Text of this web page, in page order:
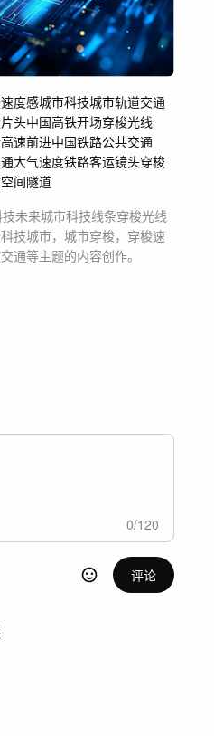
度感城市科技城市轨道交通
头中国高铁开场穿梭光线
高速前进中国铁路公共交通
大气速度铁路客运镜头穿梭
空间隧道
未来城市科技线条穿梭光线
技城市，城市穿梭，穿梭速
通等主题的内容创作。
0/120
评论